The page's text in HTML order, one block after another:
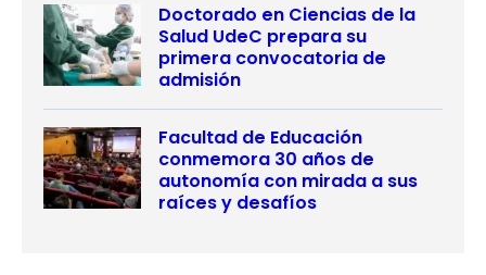
Doctorado en Ciencias de la
Salud UdeC prepara su
primera convocatoria de
admisión
Facultad de Educación
conmemora 30 años de
autonomía con mirada a sus
raíces y desafíos